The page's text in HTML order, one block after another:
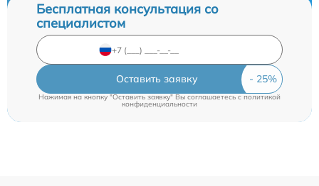
Бесплатная консультация со
специалистом
Оставить заявку
Нажимая на кнопку "Оставить заявку" Вы соглашаетесь c политикой
конфиденциальности